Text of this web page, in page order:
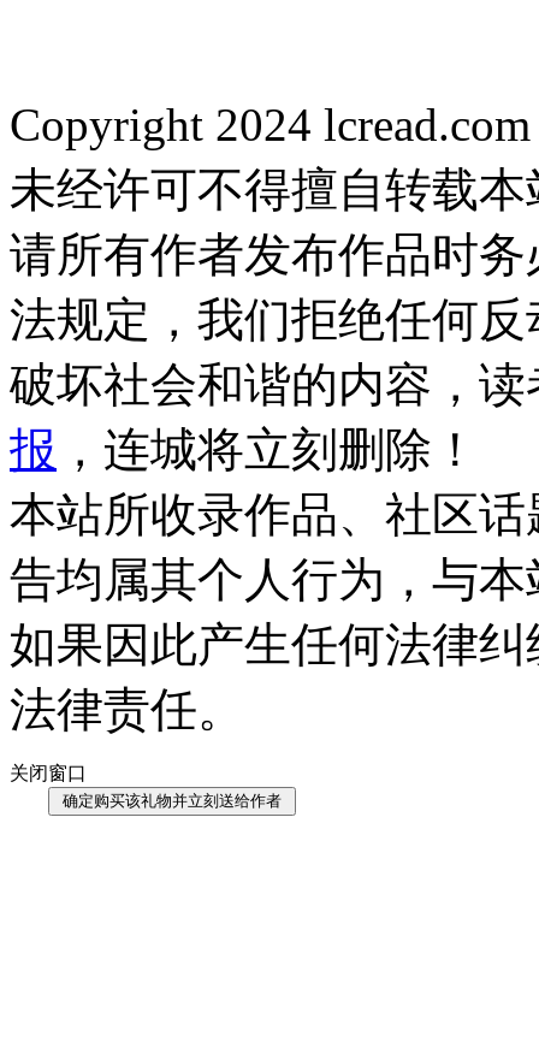
Copyright 2024
未经许可不得擅自转载
请所有作者发布作品时
法规定，我们拒绝任何
破坏社会和谐的内容，
报 ，连城将立刻删除！
本站所收录作品、社区
告均属其个人行为，与
如果因此产生任何法律
法律责任。
关闭窗口